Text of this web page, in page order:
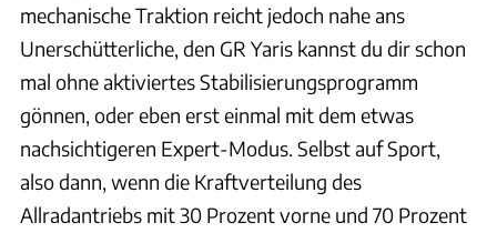
mechanische Traktion reicht jedoch nahe ans
Unerschütterliche, den GR Yaris kannst du dir schon
mal ohne aktiviertes Stabilisierungsprogramm
gönnen, oder eben erst einmal mit dem etwas
nachsichtigeren Expert-Modus. Selbst auf Sport,
also dann, wenn die Kraftverteilung des
Allradantriebs mit 30 Prozent vorne und 70 Prozent